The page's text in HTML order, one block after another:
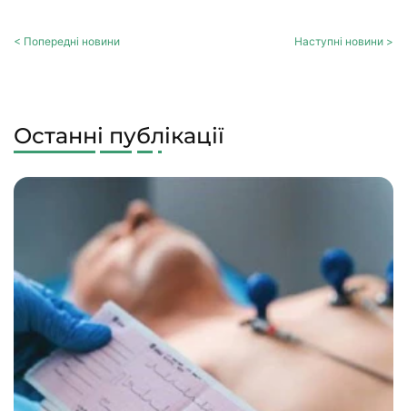
< Попередні новини Наступні новини >
Останні публікації